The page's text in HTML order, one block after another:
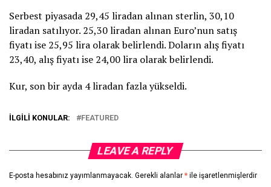
Serbest piyasada 29,45 liradan alınan sterlin, 30,10
liradan satılıyor. 25,30 liradan alınan Euro’nun satış
fiyatı ise 25,95 lira olarak belirlendi. Doların alış fiyatı
23,40, alış fiyatı ise 24,00 lira olarak belirlendi.
Kur, son bir ayda 4 liradan fazla yükseldi.
İLGILI KONULAR: FEATURED
LEAVE A REPLY
E-posta hesabınız yayımlanmayacak. Gerekli alanlar * ile işaretlenmişlerdir